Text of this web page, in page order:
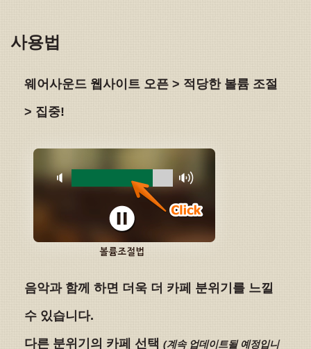
사용법
웨어사운드 웹사이트 오픈 > 적당한 볼륨 조절
> 집중!
음악과 함께 하면 더욱 더 카페 분위기를 느낄
수 있습니다.
다른 분위기의 카페 선택 (계속 업데이트될 예정입니